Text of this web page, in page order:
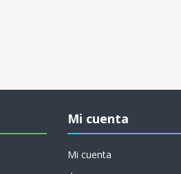
Mi cuenta
Mi cuenta